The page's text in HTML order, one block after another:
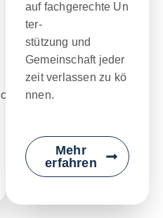
im
auf fachgerechte Un
ter-
stützung und
Gemeinschaft jeder
zeit verlassen zu kö
nnen.
Mehr
erfahren